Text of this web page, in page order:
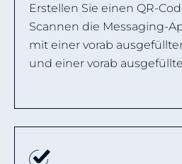
Erstellen Sie einen QR-
Scannen die Messaging-
mit einer vorab
und einer vorab